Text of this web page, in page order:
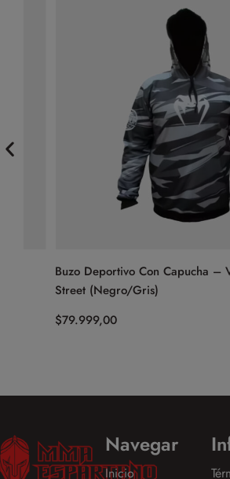
Buzo Deportivo Con Capucha –
Street (Negro/Gris)
79.999,00
Navegar
Inicio